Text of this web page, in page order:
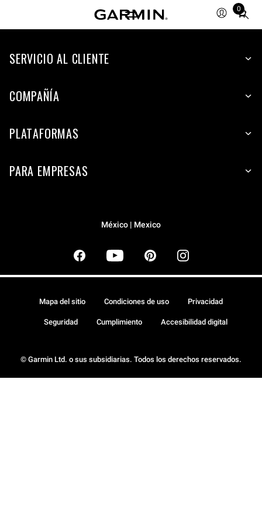
0
Total
items
cart:
SERVICIO AL CLIENTE
COMPAÑÍA
PLATAFORMAS
PARA EMPRESAS
México | Mexico
© Garmin Ltd. o sus subsidiarias. Todos los derechos reservados.
Mapa del sitio Condiciones de uso Privacidad
Seguridad Cumplimiento Accesibilidad digital